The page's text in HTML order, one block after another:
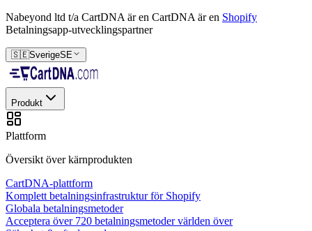
Nabeyond ltd t/a CartDNA är en CartDNA är en Shopify
Betalningsapp-utvecklingspartner
🇸🇪SverigeSE
Produkt
Plattform
Översikt över kärnprodukten
CartDNA-plattform
Komplett betalningsinfrastruktur för Shopify
Globala betalningsmetoder
Acceptera över 720 betalningsmetoder världen över